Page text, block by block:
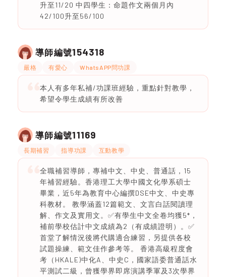
升至11/20 中四學生：命題作文兩個月內
42/100升至56/100
導師編號154318
嚴格 有愛心 WhatsAPP問功課
本人有多年私補/功課班經驗，重點針對教學，
希望令學生成績有所改善
導師編號11169
長期補習 指導功課 互動教學
全職補習導師，專補中文、中史、普通話，15
年補習經驗。香港理工大學中國文化學系碩士
畢業，近5年為教育中心編撰DSE中文、中史專
科教材。 教學涵蓋12篇範文、文言白話閱讀理
解、作文及實用文。✅有學生中文全卷均獲5*，
補前學校估計中文成績為2（有成績證明）。✅
首堂了解情況後將代購適合練習，另提供各校
試題操練、範文佳作參考等。 香港高級程度會
考（HKALE)中化A、中史C，國家語委普通話水
平測試二級，曾獲學界即席演講季軍及3次學界